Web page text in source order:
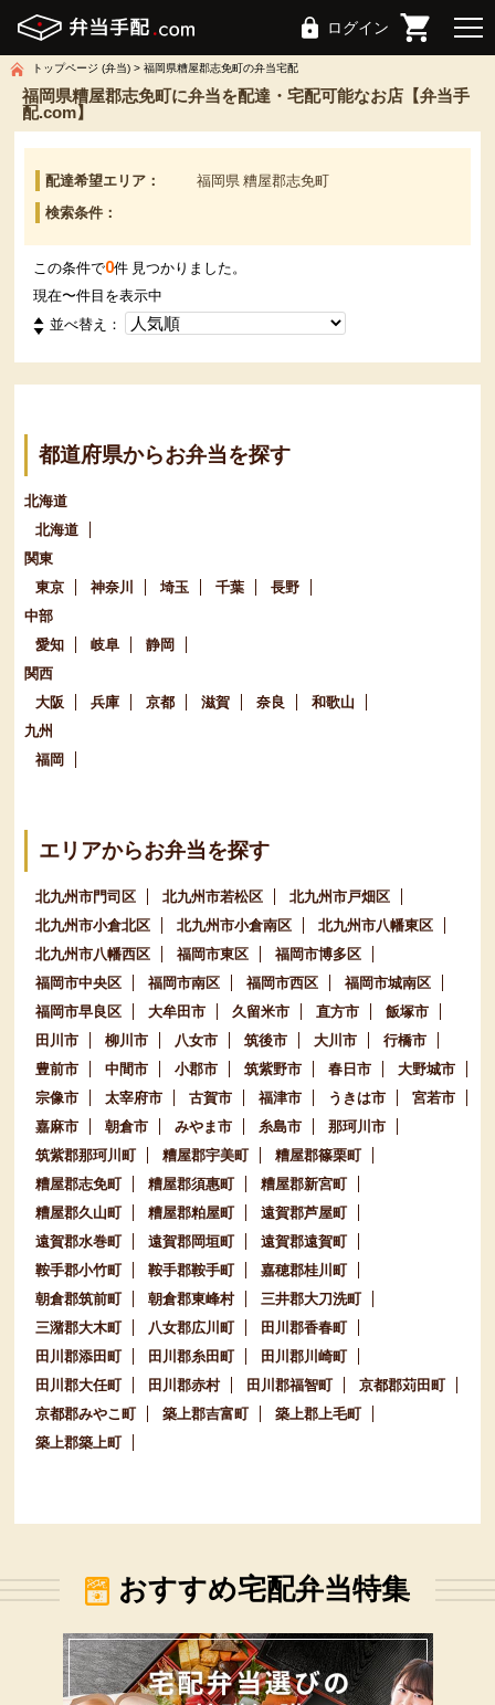
ログイン
トップページ (弁当) 福岡県糟屋郡志免町の弁当宅配
福岡県糟屋郡志免町に弁当を配達・宅配可能なお店【弁当手
配.com】
配達希望エリア：
福岡県 糟屋郡志免町
検索条件：
この条件で0件 見つかりました。
現在〜件目を表示中
並べ替え：
都道府県からお弁当を探す
北海道
北海道
関東
東京
神奈川 埼玉 千葉
長野
中部
愛知
岐阜
静岡
関西
大阪
兵庫 京都 滋賀 奈良
和歌山
九州
福岡
エリアからお弁当を探す
北九州市門司区 北九州市若松区
北九州市戸畑区
北九州市小倉北区
北九州市小倉南区
北九州市八幡東区
北九州市八幡西区
福岡市東区
福岡市博多区
福岡市中央区
福岡市南区 福岡市西区
福岡市城南区
福岡市早良区
大牟田市 久留米市 直方市
飯塚市
田川市
柳川市 八女市 筑後市 大川市
行橋市
豊前市
中間市 小郡市 筑紫野市 春日市
大野城市
宗像市
太宰府市 古賀市 福津市 うきは市
宮若市
嘉麻市
朝倉市 みやま市 糸島市
那珂川市
筑紫郡那珂川町
糟屋郡宇美町
糟屋郡篠栗町
糟屋郡志免町
糟屋郡須惠町
糟屋郡新宮町
糟屋郡久山町
糟屋郡粕屋町
遠賀郡芦屋町
遠賀郡水巻町
遠賀郡岡垣町
遠賀郡遠賀町
鞍手郡小竹町
鞍手郡鞍手町
嘉穂郡桂川町
朝倉郡筑前町
朝倉郡東峰村
三井郡大刀洗町
三潴郡大木町
八女郡広川町
田川郡香春町
田川郡添田町
田川郡糸田町
田川郡川崎町
田川郡大任町
田川郡赤村 田川郡福智町
京都郡苅田町
京都郡みやこ町
築上郡吉富町
築上郡上毛町
築上郡築上町
おすすめ宅配弁当特集